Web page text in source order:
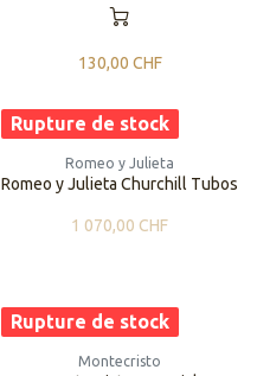
130,00 CHF
Rupture de stock
Romeo y Julieta
Romeo y Julieta Churchill Tubos
1 070,00 CHF
Rupture de stock
Montecristo